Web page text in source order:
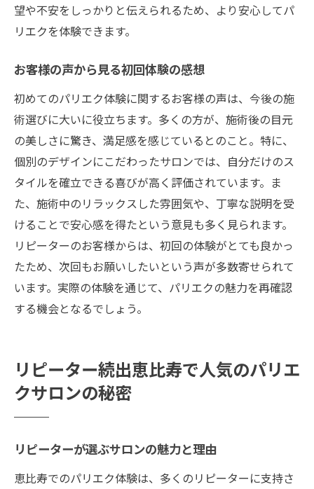
望や不安をしっかりと伝えられるため、より安心してパ
リエクを体験できます。
お客様の声から見る初回体験の感想
初めてのパリエク体験に関するお客様の声は、今後の施
術選びに大いに役立ちます。多くの方が、施術後の目元
の美しさに驚き、満足感を感じているとのこと。特に、
個別のデザインにこだわったサロンでは、自分だけのス
タイルを確立できる喜びが高く評価されています。ま
た、施術中のリラックスした雰囲気や、丁寧な説明を受
けることで安心感を得たという意見も多く見られます。
リピーターのお客様からは、初回の体験がとても良かっ
たため、次回もお願いしたいという声が多数寄せられて
います。実際の体験を通じて、パリエクの魅力を再確認
する機会となるでしょう。
リピーター続出恵比寿で人気のパリエ
クサロンの秘密
リピーターが選ぶサロンの魅力と理由
恵比寿でのパリエク体験は、多くのリピーターに支持さ